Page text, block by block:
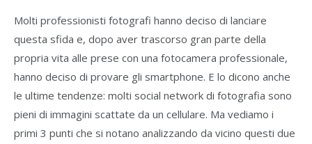
Molti professionisti fotografi hanno deciso di lanciare
questa sfida e, dopo aver trascorso gran parte della
propria vita alle prese con una fotocamera professionale,
hanno deciso di provare gli smartphone. E lo dicono anche
le ultime tendenze: molti social network di fotografia sono
pieni di immagini scattate da un cellulare. Ma vediamo i
primi 3 punti che si notano analizzando da vicino questi due